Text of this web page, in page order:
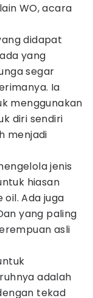
WO, acara
didapat
yang
segar
Ia
menggunakan
diri sendiri
menjadi
jenis
hiasan
Ada juga
yang paling
asli
adalah
tekad